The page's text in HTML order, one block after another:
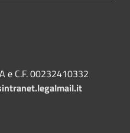
e C.F. 00232410332